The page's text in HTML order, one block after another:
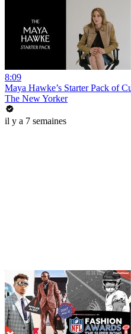
8:09
Maya Hawke’s Starter Pack of
The New Yorker
il y a 7 semaines